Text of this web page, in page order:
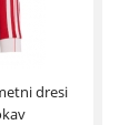
dresi